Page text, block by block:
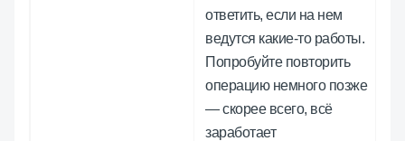
ответить, если на нем
ведутся какие-то работы.
Попробуйте повторить
операцию немного позже
— скорее всего, всё
заработает